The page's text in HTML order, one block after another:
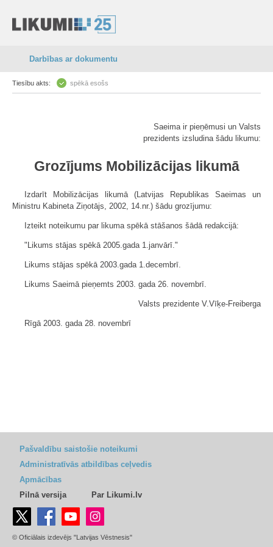
Darbības ar dokumentu
Tiesību akts: spēkā esošs
Saeima ir pieņēmusi un Valsts
prezidents izsludina šādu likumu:
Grozījums Mobilizācijas likumā
Izdarīt Mobilizācijas likumā (Latvijas Republikas Saeimas un
Ministru Kabineta Ziņotājs, 2002, 14.nr.) šādu grozījumu:
Izteikt noteikumu par likuma spēkā stāšanos šādā redakcijā:
"Likums stājas spēkā 2005.gada 1.janvārī."
Likums stājas spēkā 2003.gada 1.decembrī.
Likums Saeimā pieņemts 2003. gada 26. novembrī.
Valsts prezidente V.Vīķe-Freiberga
Rīgā 2003. gada 28. novembrī
Pašvaldību saistošie noteikumi
Administratīvās atbildības ceļvedis
Apmācības
Pilnā versija
Par Likumi.lv
© Oficiālais izdevējs "Latvijas Vēstnesis"